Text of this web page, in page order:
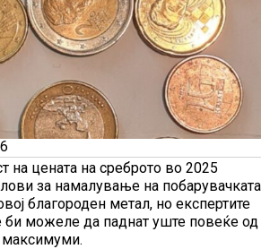
на цената на среброто во 2025
за намалување на побарувачката
благороден метал, но експертите
би можеле да паднат уште повеќе од